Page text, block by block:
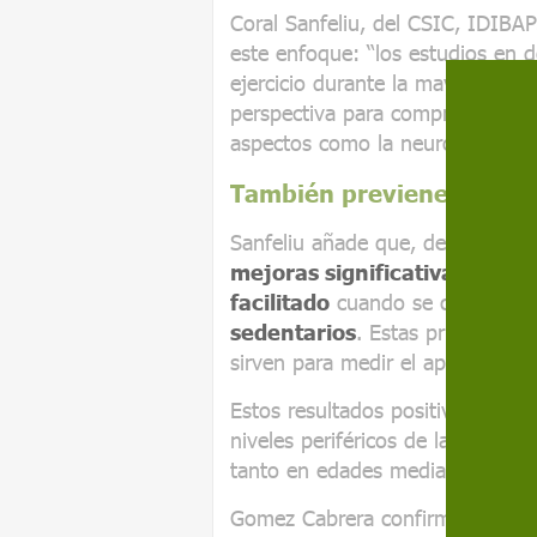
Coral Sanfeliu, del CSIC,
este enfoque: “los estudios en
ejercicio durante la mayor parte
perspectiva para comprender el
aspectos como la
También previene el
Sanfeliu añade que, de hecho,
mejoras significativas en
facilitado cuando se
sedentarios. Estas pruebas,
sirven para medir el aprendizaje
Estos resultados positivos se
niveles periféricos de las
tanto en edades medias como
Gomez Cabrera confirma el